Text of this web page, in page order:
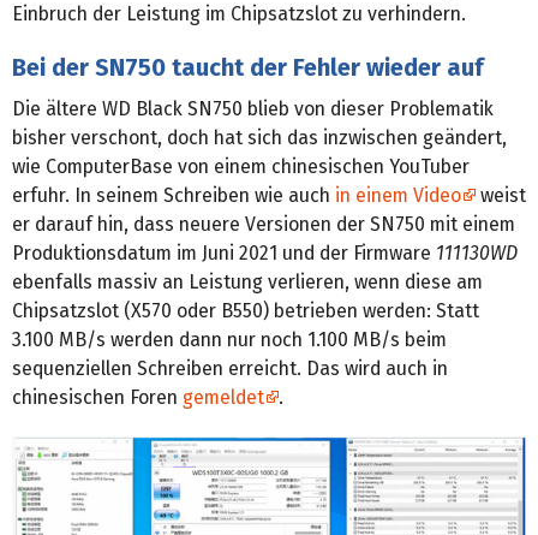
Einbruch der Leistung im Chipsatzslot zu verhindern.
Bei der SN750 taucht der Fehler wieder auf
Die ältere WD Black SN750 blieb von dieser Problematik
bisher verschont, doch hat sich das inzwischen geändert,
wie ComputerBase von einem chinesischen YouTuber
erfuhr. In seinem Schreiben wie auch in einem Video
weist
er darauf hin, dass neuere Versionen der SN750 mit einem
Produktionsdatum im Juni 2021 und der Firmware 111130WD
ebenfalls massiv an Leistung verlieren, wenn diese am
Chipsatzslot (X570 oder B550) betrieben werden: Statt
3.100 MB/s werden dann nur noch 1.100 MB/s beim
sequenziellen Schreiben erreicht. Das wird auch in
chinesischen Foren gemeldet .